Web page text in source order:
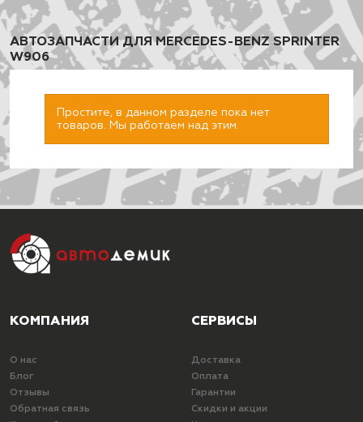
ПОДОБРАТЬ
АВТОЗАПЧАСТИ ДЛЯ MERCEDES-BENZ SPRINTER
W906
Простите, в данном разделе пока нет
товаров. Мы работаем над этим.
КОМПАНИЯ
О нас
Блог
Отзывы
Обратная связь
СЕРВИСЫ
Доставка
Оплата
Гарантии
Скидки и акции